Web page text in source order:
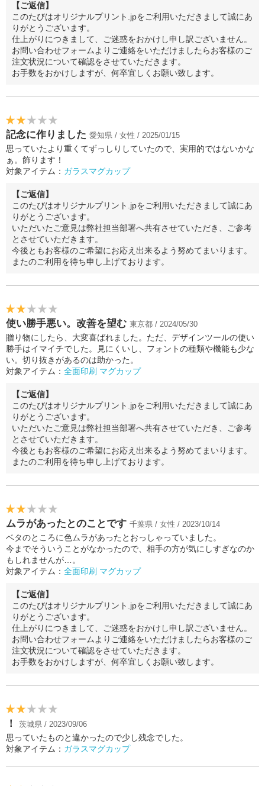
【ご返信】
このたびはオリジナルプリント.jpをご利用いただきまして誠にあ
りがとうございます。
仕上がりにつきまして、ご迷惑をおかけし申し訳ございません。
お問い合わせフォームよりご連絡をいただけましたらお客様のご
注文状況について確認をさせていただきます。
お手数をおかけしますが、何卒宜しくお願い致します。
記念に作りました 愛知県 / 女性 / 2025/01/15
思っていたより重くてずっしりしていたので、実用的ではないかな
ぁ。飾ります！
対象アイテム： ガラスマグカップ
【ご返信】
このたびはオリジナルプリント.jpをご利用いただきまして誠にあ
りがとうございます。
いただいたご意見は弊社担当部署へ共有させていただき、ご参考
とさせていただきます。
今後ともお客様のご希望にお応え出来るよう努めてまいります。
またのご利用を待ち申し上げております。
使い勝手悪い。改善を望む 東京都 / 2024/05/30
贈り物にしたら、大変喜ばれました。ただ、デザインツールの使い
勝手はイマイチでした。見にくいし、フォントの種類や機能も少な
い。切り抜きがあるのは助かった。
対象アイテム： 全面印刷 マグカップ
【ご返信】
このたびはオリジナルプリント.jpをご利用いただきまして誠にあ
りがとうございます。
いただいたご意見は弊社担当部署へ共有させていただき、ご参考
とさせていただきます。
今後ともお客様のご希望にお応え出来るよう努めてまいります。
またのご利用を待ち申し上げております。
ムラがあったとのことです 千葉県 / 女性 / 2023/10/14
ベタのところに色ムラがあったとおっしゃっていました。
今までそういうことがなかったので、相手の方が気にしすぎなのか
もしれませんが…。
対象アイテム： 全面印刷 マグカップ
【ご返信】
このたびはオリジナルプリント.jpをご利用いただきまして誠にあ
りがとうございます。
仕上がりにつきまして、ご迷惑をおかけし申し訳ございません。
お問い合わせフォームよりご連絡をいただけましたらお客様のご
注文状況について確認をさせていただきます。
お手数をおかけしますが、何卒宜しくお願い致します。
！ 茨城県 / 2023/09/06
思っていたものと違かったので少し残念でした。
対象アイテム： ガラスマグカップ